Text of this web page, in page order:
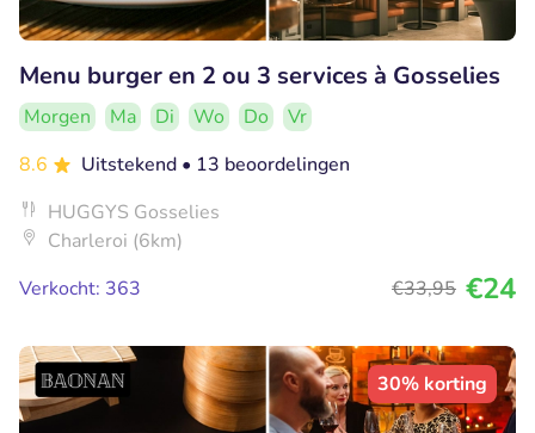
Menu burger en 2 ou 3 services à Gosselies
Morgen Ma Di Wo Do
Vr
8.6
Uitstekend • 13 beoordelingen
HUGGYS Gosselies
Charleroi (6km)
Verkocht: 363
€33,95 €24
30% korting